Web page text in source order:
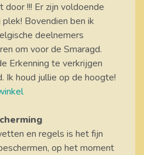
door !!! Er zijn voldoende
Bovendien ben ik
deelnemers
om voor de Smaragd.
Erkenning te verkrijgen
Ik houd jullie op de hoogte!
en regels is het fijn
op het moment